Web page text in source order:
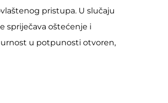
pristupa. U slučaju
spriječava oštećenje i
u potpunosti otvoren,